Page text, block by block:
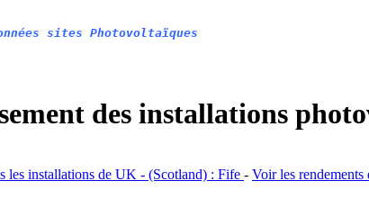
sites Photovoltaïques
des installations
les installations de UK - (Scotland) : Fife - Voir les rendements